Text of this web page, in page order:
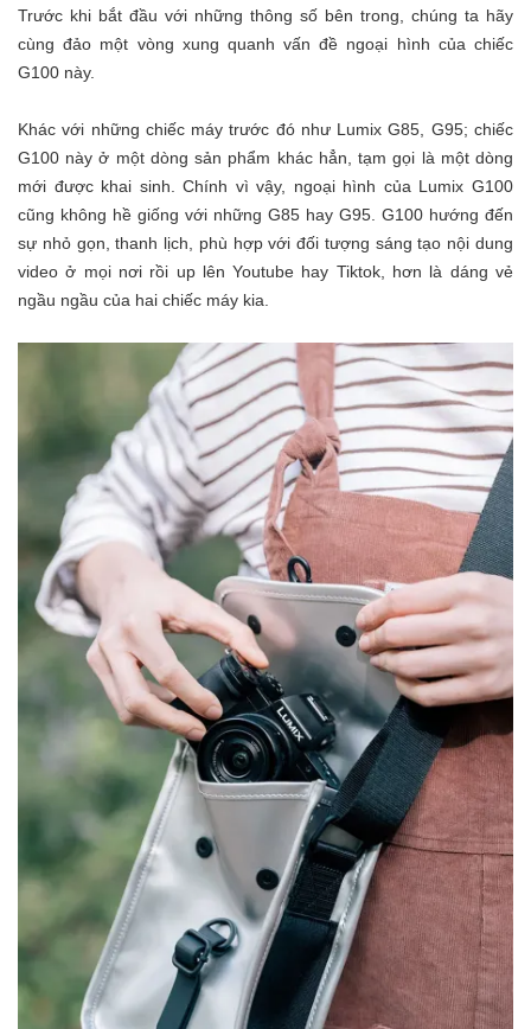
Trước khi bắt đầu với những thông số bên trong, chúng ta hãy
cùng đảo một vòng xung quanh vấn đề ngoại hình của chiếc
G100 này.
Khác với những chiếc máy trước đó như Lumix G85, G95; chiếc
G100 này ở một dòng sản phẩm khác hẳn, tạm gọi là một dòng
mới được khai sinh. Chính vì vậy, ngoại hình của Lumix G100
cũng không hề giống với những G85 hay G95. G100 hướng đến
sự nhỏ gọn, thanh lịch, phù hợp với đối tượng sáng tạo nội dung
video ở mọi nơi rồi up lên Youtube hay Tiktok, hơn là dáng vẻ
ngầu ngầu của hai chiếc máy kia.